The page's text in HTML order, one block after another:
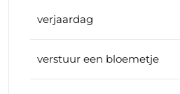
verjaardag
verstuur een bloemetje